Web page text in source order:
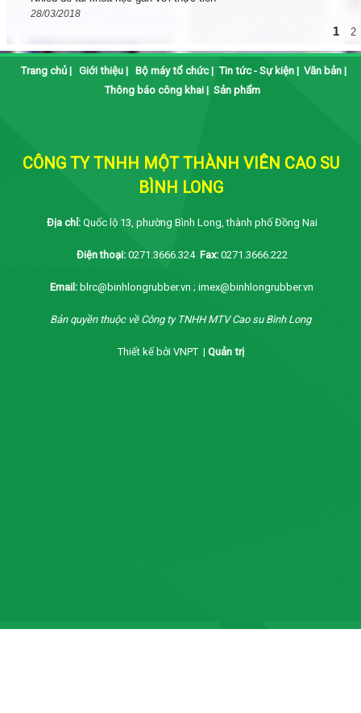
28/03/2018
1 2
Trang chủ| Giới thiệu| Bộ máy tổ chức| Tin tức - Sự kiện| Văn bản|
Thông báo công khai| Sản phẩm
CÔNG TY TNHH MỘT THÀNH VIÊN CAO SU
BÌNH LONG
Địa chỉ: Quốc lộ 13, phường Bình Long, thành phố Đồng Nai
Điện thoại:0271.3666.324 Fax: 0271.3666.222
Email: blrc@binhlongrubber.vn ; imex@binhlongrubber.vn
Bản quyền thuộc về Công ty TNHH MTV Cao su Bình Long
Thiết kế bởi VNPT | Quản trị